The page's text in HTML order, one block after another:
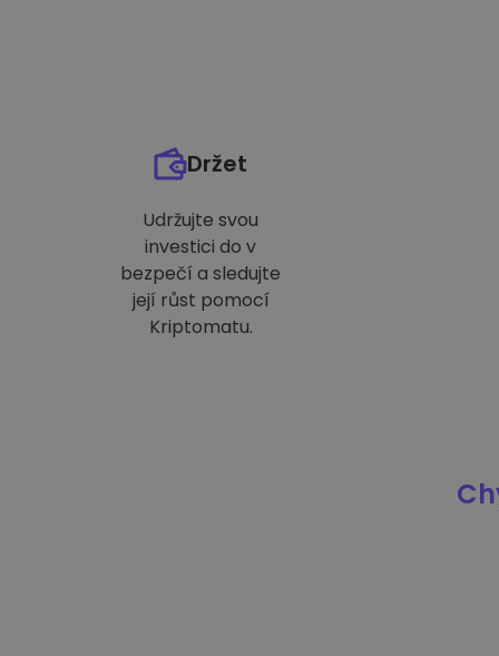
Držet
Udržujte svou
investici do v
bezpečí a sledujte
její růst pomocí
Kriptomatu.